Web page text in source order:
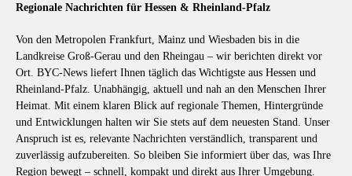
Regionale Nachrichten für Hessen & Rheinland-Pfalz
Von den Metropolen Frankfurt, Mainz und Wiesbaden bis in die
Landkreise Groß-Gerau und den Rheingau – wir berichten direkt vor
Ort. BYC-News liefert Ihnen täglich das Wichtigste aus Hessen und
Rheinland-Pfalz. Unabhängig, aktuell und nah an den Menschen Ihrer
Heimat. Mit einem klaren Blick auf regionale Themen, Hintergründe
und Entwicklungen halten wir Sie stets auf dem neuesten Stand. Unser
Anspruch ist es, relevante Nachrichten verständlich, transparent und
zuverlässig aufzubereiten. So bleiben Sie informiert über das, was Ihre
Region bewegt – schnell, kompakt und direkt aus Ihrer Umgebung.